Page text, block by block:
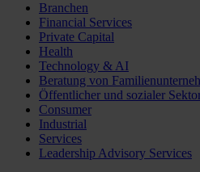
Branchen
Financial Services
Private Capital
Health
Technology & AI
Beratung von
Öffentlicher und sozialer
Consumer
Industrial
Services
Leadership Advisory Services